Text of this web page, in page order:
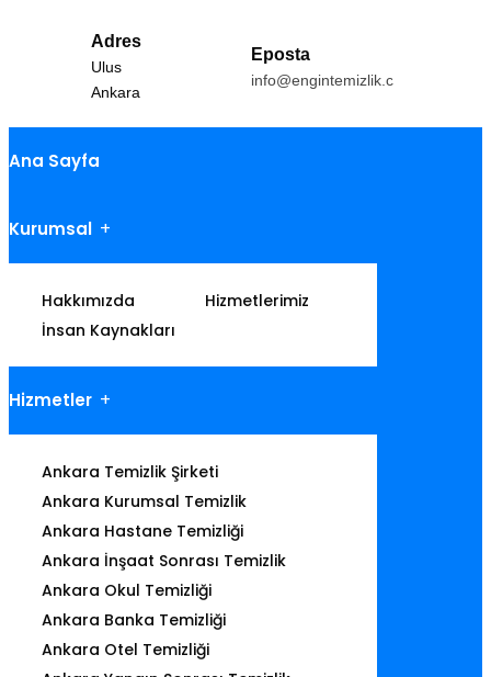
Adres
Ulus
Ankara
Eposta
info@engintemizlik.com
Ana Sayfa
Kurumsal
Hakkımızda
Hizmetlerimiz
İnsan Kaynakları
Hizmetler
Ankara Temizlik Şirketi
Ankara Kurumsal Temizlik
Ankara Hastane Temizliği
Ankara İnşaat Sonrası Temizlik
Ankara Okul Temizliği
Ankara Banka Temizliği
Ankara Otel Temizliği